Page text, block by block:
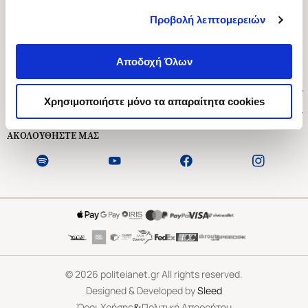
Προβολή λεπτομερειών
Αποδοχή Όλων
Χρησιμοποιήστε μόνο τα απαραίτητα cookies
Ασκληπιού 1-3, Αθήνα 106 79
Δευτέρα - Παρασκευή 09:00-21:00
Εξυπηρέτηση Πελατών
ΑΚΟΛΟΥΘΗΣΤΕ ΜΑΣ
©2026 politeianet.gr All rights reserved.
Designed & Developed bySleed